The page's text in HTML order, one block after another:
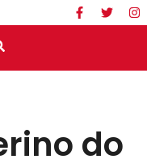
do